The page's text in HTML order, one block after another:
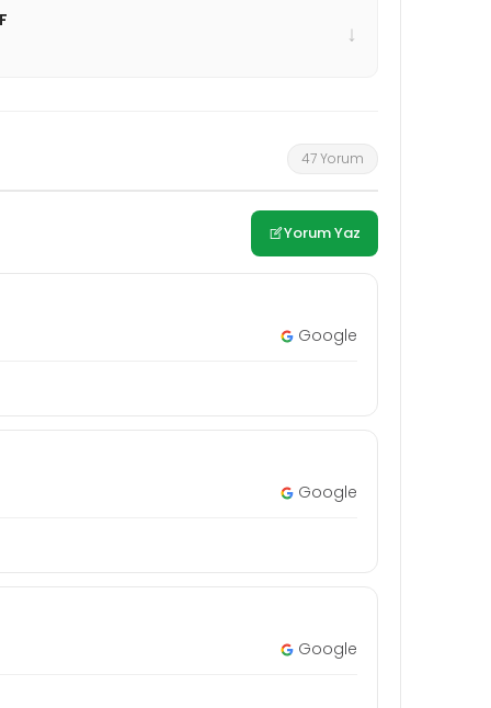
↓
47 Yorum
Yorum Yaz
Google
Google
Google